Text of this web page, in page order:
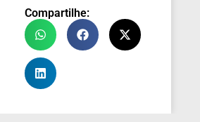
Compartilhe: